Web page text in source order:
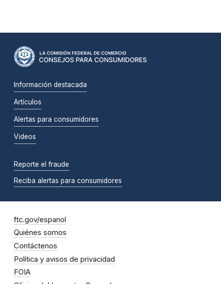
Información destacada
Artículos
Alertas para consumidores
Videos
Reporte el fraude
Reciba alertas para consumidores
ftc.gov/espanol
Quiénes somos
Contáctenos
Política y avisos de privacidad
FOIA